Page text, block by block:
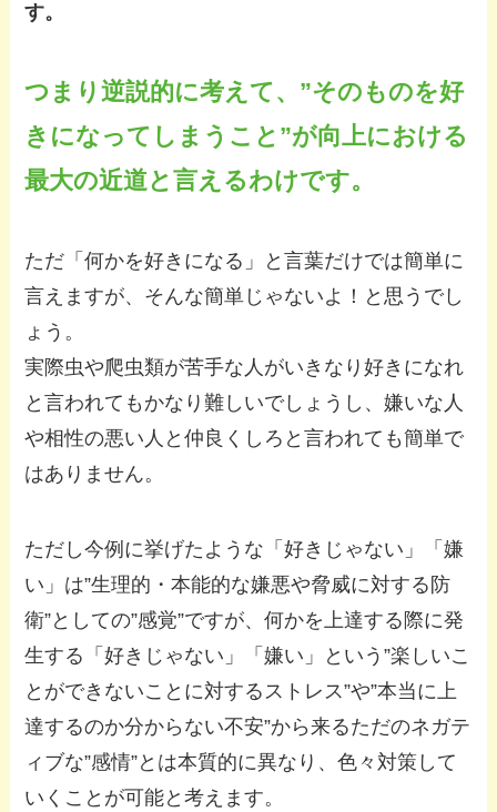
す。
つまり逆説的に考えて、”そのものを好
きになってしまうこと”が向上における
最大の近道と言えるわけです。
ただ「何かを好きになる」と言葉だけでは簡単に
言えますが、そんな簡単じゃないよ！と思うでし
ょう。
実際虫や爬虫類が苦手な人がいきなり好きになれ
と言われてもかなり難しいでしょうし、嫌いな人
や相性の悪い人と仲良くしろと言われても簡単で
はありません。
ただし今例に挙げたような「好きじゃない」「嫌
い」は”生理的・本能的な嫌悪や脅威に対する防
衛”としての”感覚”ですが、何かを上達する際に発
生する「好きじゃない」「嫌い」という”楽しいこ
とができないことに対するストレス”や”本当に上
達するのか分からない不安”から来るただのネガテ
ィブな”感情”とは本質的に異なり、色々対策して
いくことが可能と考えます。